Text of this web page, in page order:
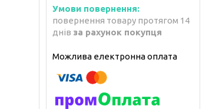
повернення товару протягом 14
днів за рахунок покупця